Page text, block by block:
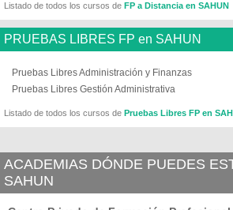
Listado de todos los cursos de FP a Distancia en SAHUN
PRUEBAS LIBRES FP en SAHUN
Pruebas Libres Administración y Finanzas
Pruebas Libres Gestión Administrativa
Listado de todos los cursos de Pruebas Libres FP en
ACADEMIAS DÓNDE PUEDES
SAHUN